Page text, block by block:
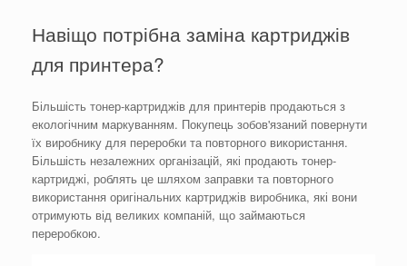
Навіщо потрібна заміна картриджів
для принтера?
Більшість тонер-картриджів для принтерів продаються з
екологічним маркуванням. Покупець зобов'язаний повернути
їх виробнику для переробки та повторного використання.
Більшість незалежних організацій, які продають тонер-
картриджі, роблять це шляхом заправки та повторного
використання оригінальних картриджів виробника, які вони
отримують від великих компаній, що займаються
переробкою.